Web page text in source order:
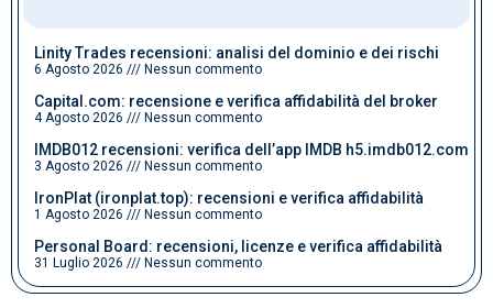
Linity Trades recensioni: analisi del dominio e dei rischi
6 Agosto 2026 Nessun commento
Capital.com: recensione e verifica affidabilità del broker
4 Agosto 2026 Nessun commento
IMDB012 recensioni: verifica dell’app IMDB h5.imdb012.com
3 Agosto 2026 Nessun commento
IronPlat (ironplat.top): recensioni e verifica affidabilità
1 Agosto 2026 Nessun commento
Personal Board: recensioni, licenze e verifica affidabilità
31 Luglio 2026 Nessun commento